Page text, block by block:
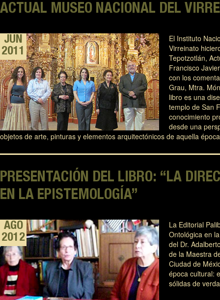
ACTUAL MUSEO NACIONAL DEL
JUN
2011
El Instituto
Virreinato
Tepotzotlán,
Francisco
con los
Grau, Mtra.
libro es una
templo de San
conocimiento
desde una
objetos de arte, pinturas y elementos arquitectónicos de aquella
PRESENTACIÓN DEL LIBRO: “LA
EN LA EPISTEMOLOGÍA”
AGO
2012
La Editorial
Ontológica en
del Dr.
de la Maestra
Ciudad de
época cultural:
sólidas de